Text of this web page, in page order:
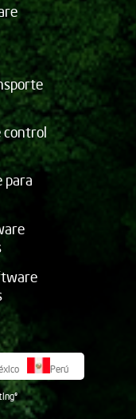
control
para
Perú
©